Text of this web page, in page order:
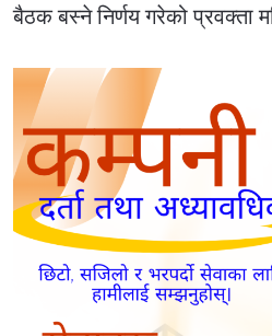
बैठक बस्ने निर्णय गरेको प्रवक्ता